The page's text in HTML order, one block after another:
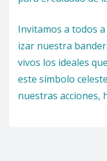
Invitamos a todos
izar nuestra
vivos los ideales
este símbolo
nuestras acciones,